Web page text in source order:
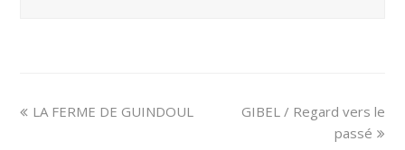
LA FERME DE GUINDOUL
GIBEL / Regard vers le
passé